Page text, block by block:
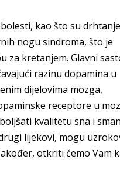
kao što su
nogu sindroma, što je
za kretanjem. Glavni
razinu dopamina u
dijelovima mozga,
receptore u
kvalitetu sna i
lijekovi, mogu
otkriti ćemo Vam